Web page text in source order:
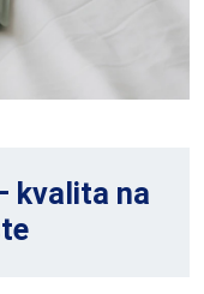
kvalita na